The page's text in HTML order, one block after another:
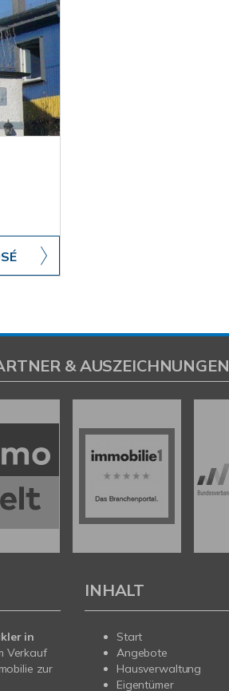
& AUSZEICHNUNGEN
in
Verkauf
zur
INHALT
Start
Angebote
Hausverwaltung
Eigentümer